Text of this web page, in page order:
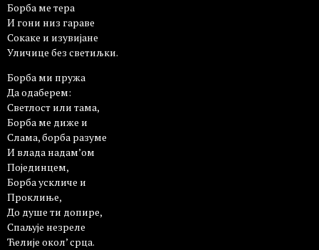
Борба ме тера
И гони низ гараве
Сокаке и изувијане
Уличице без светиљки.
Борба ми пружа
Да одаберем:
Светлост или тама,
Борба ме диже и
Слама, борба разуме
И влада надам’ом
Појединцем,
Борба ускличе и
Проклиње,
До душе ти допире,
Спаљује незреле
Ћелије окол’ срца.